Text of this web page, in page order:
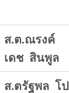
ส.ต.ณรงค์
เดช สินพูล
ส.ตรัฐพล โ